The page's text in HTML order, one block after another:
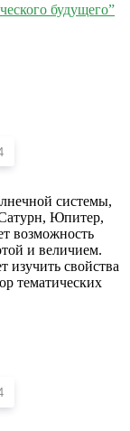
будущего”
системы,
Юпитер,
возможность
и величием.
изучить свойства
тематических